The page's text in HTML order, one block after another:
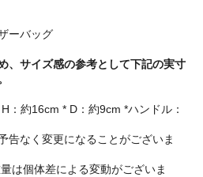
ーバッグ
、サイズ感の参考として下記の実寸
：約16cm * D：約9cm *ハンドル：
告なく変更になることがございま
は個体差による変動がございま